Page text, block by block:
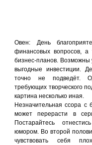
Овен: День
финансовых вопросов, а
бизнес-планов. Возможны
выгодные инвестиции.
точно не подведёт.
требующих творческого
картина несколько иная.
Незначительная ссора с
может перерасти в
Постарайтесь
юмором. Во второй
чувствовать себя